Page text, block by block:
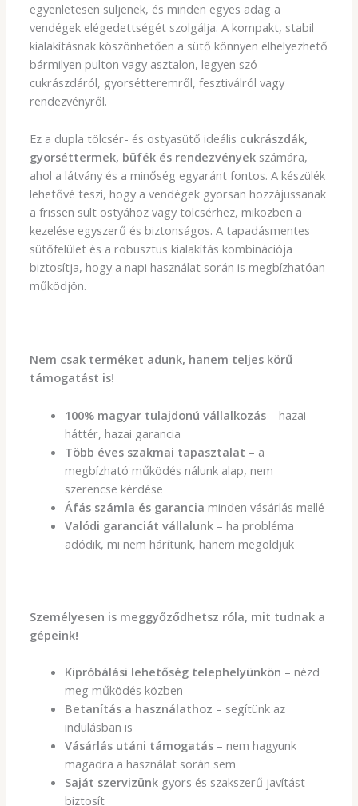
egyenletesen süljenek, és minden egyes adag a
vendégek elégedettségét szolgálja. A kompakt, stabil
kialakításnak köszönhetően a sütő könnyen elhelyezhető
bármilyen pulton vagy asztalon, legyen szó
cukrászdáról, gyorsétteremről, fesztiválról vagy
rendezvényről.
Ez a dupla tölcsér- és ostyasütő ideális cukrászdák,
gyorséttermek, büfék és rendezvények számára,
ahol a látvány és a minőség egyaránt fontos. A készülék
lehetővé teszi, hogy a vendégek gyorsan hozzájussanak
a frissen sült ostyához vagy tölcsérhez, miközben a
kezelése egyszerű és biztonságos. A tapadásmentes
sütőfelület és a robusztus kialakítás kombinációja
biztosítja, hogy a napi használat során is megbízhatóan
működjön.
Nem csak terméket adunk, hanem teljes körű
támogatást is!
100% magyar tulajdonú vállalkozás– hazai
háttér, hazai garancia
Több éves szakmai tapasztalat – a
megbízható működés nálunk alap, nem
szerencse kérdése
Áfás számla és garancia minden vásárlás mellé
Valódi garanciát vállalunk– ha probléma
adódik, mi nem hárítunk, hanem megoldjuk
Személyesen is meggyőződhetsz róla, mit tudnak a
gépeink!
Kipróbálási lehetőség telephelyünkön – nézd
meg működés közben
Betanítás a használathoz – segítünk az
indulásban is
Vásárlás utáni támogatás– nem hagyunk
magadra a használat során sem
Saját szervizünkgyors és szakszerű javítást
biztosít